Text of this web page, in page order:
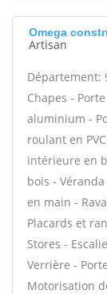
Omega
Artisan
Département:
Chapes -
aluminium -
roulant en
intérieure en
bois -
en main -
Placards et
Stores -
Verrière -
Motorisation